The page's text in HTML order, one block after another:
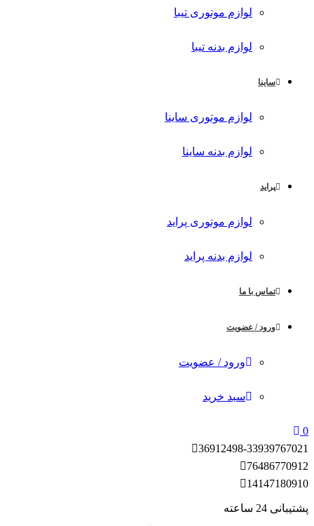
لوازم موتوری تیبا
لوازم بدنه تیبا
ساینا
لوازم موتوری ساینا
لوازم بدنه ساینا
پراید
لوازم موتوری پراید
لوازم بدنه پراید
تماس با ما
ورود / عضویت
ورود / عضویت
سبد خرید
0
36912498-33939767021
76486770912
14147180910
پشتیبانی 24 ساعته